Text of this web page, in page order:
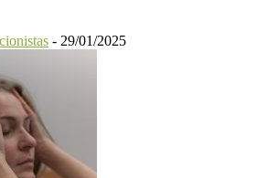
- 29/01/2025